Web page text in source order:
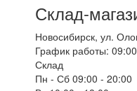
Склад-
Новосибирск, ул.
График работы:
Склад
Пн - Сб 09:00 - 20:00